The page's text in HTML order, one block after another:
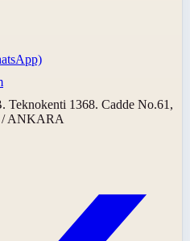
Teknokenti 1368. Cadde No.61,
/ ANKARA